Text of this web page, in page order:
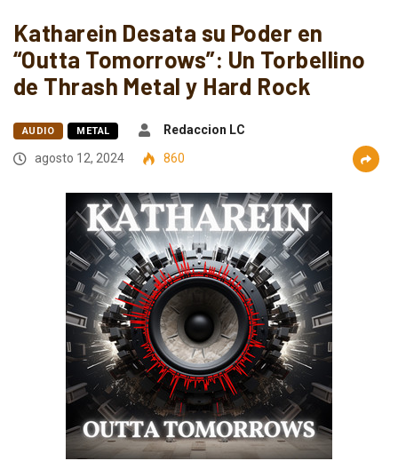
Katharein Desata su Poder en
“Outta Tomorrows”: Un Torbellino
de Thrash Metal y Hard Rock
AUDIO METAL
Redaccion LC
agosto 12, 2024
860